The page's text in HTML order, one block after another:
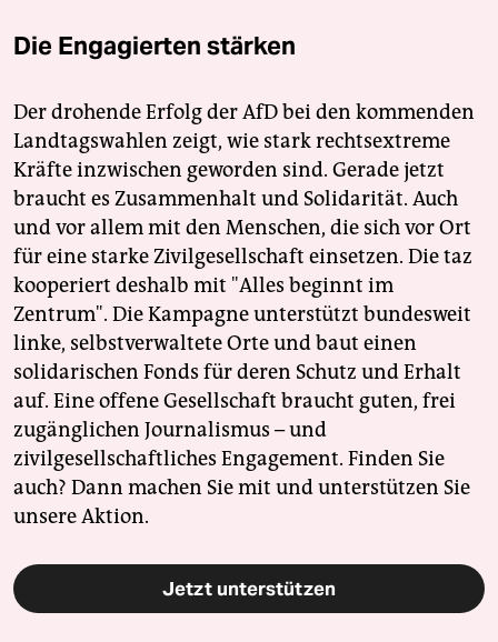
Die Engagierten stärken
Der drohende Erfolg der AfD bei den kommenden
Landtagswahlen zeigt, wie stark rechtsextreme
Kräfte inzwischen geworden sind. Gerade jetzt
braucht es Zusammenhalt und Solidarität. Auch
und vor allem mit den Menschen, die sich vor Ort
für eine starke Zivilgesellschaft einsetzen. Die taz
kooperiert deshalb mit "Alles beginnt im
Zentrum". Die Kampagne unterstützt bundesweit
linke, selbstverwaltete Orte und baut einen
solidarischen Fonds für deren Schutz und Erhalt
auf. Eine offene Gesellschaft braucht guten, frei
zugänglichen Journalismus – und
zivilgesellschaftliches Engagement. Finden Sie
auch? Dann machen Sie mit und unterstützen Sie
unsere Aktion.
Jetzt unterstützen